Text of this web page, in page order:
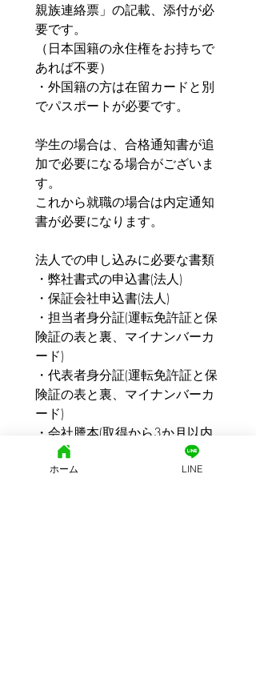
親族連絡票」の記載、添付が必
要です。
（日本国籍の永住権をお持ちで
あれば不要）
・外国籍の方は在留カードと別
でパスポートが必要です。
学生の場合は、合格通知書が追
加で必要になる場合がございま
す。
これから就職の場合は内定通知
書が必要になります。
法人での申し込みに必要な書類
・弊社書式の申込書(法人)
・保証会社申込書(法人)
・担当者身分証(運転免許証と保
険証の表と裏、マイナンバーカ
ード)
・代表者身分証(運転免許証と保
険証の表と裏、マイナンバーカ
ード)
・会社謄本(取得から3か月以内
のもの)
ホーム LINE